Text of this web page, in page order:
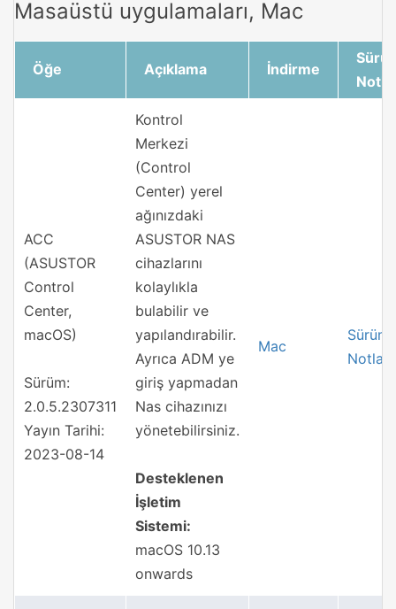
Masaüstü uygulamaları, Mac
Öğe Açıklama İndirme
ACC
(ASUSTOR
Control
Center,
macOS)
Sürüm:
2.0.5.2307311
Yayın Tarihi:
2023-08-14
Kontrol
Merkezi
(Control
Center) yerel
ağınızdaki
ASUSTOR NAS
cihazlarını
kolaylıkla
bulabilir ve
yapılandırabilir.
Ayrıca ADM ye
giriş yapmadan
Nas cihazınızı
yönetebilirsiniz.
Desteklenen
İşletim
Sistemi:
macOS 10.13
onwards
Mac
Sürüm
Notları